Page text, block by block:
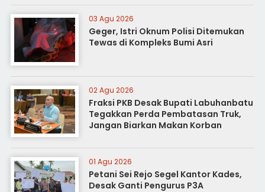
03 Agu 2026
Geger, Istri Oknum Polisi Ditemukan
Tewas di Kompleks Bumi Asri
02 Agu 2026
Fraksi PKB Desak Bupati Labuhanbatu
Tegakkan Perda Pembatasan Truk,
Jangan Biarkan Makan Korban
01 Agu 2026
Petani Sei Rejo Segel Kantor Kades,
Desak Ganti Pengurus P3A